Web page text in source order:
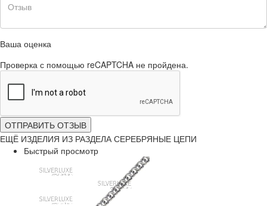
Ваша оценка
Проверка с помощью reCAPTCHA не пройдена.
ОТПРАВИТЬ ОТЗЫВ
ЕЩЁ ИЗДЕЛИЯ ИЗ РАЗДЕЛА СЕРЕБРЯНЫЕ ЦЕПИ
Быстрый просмотр